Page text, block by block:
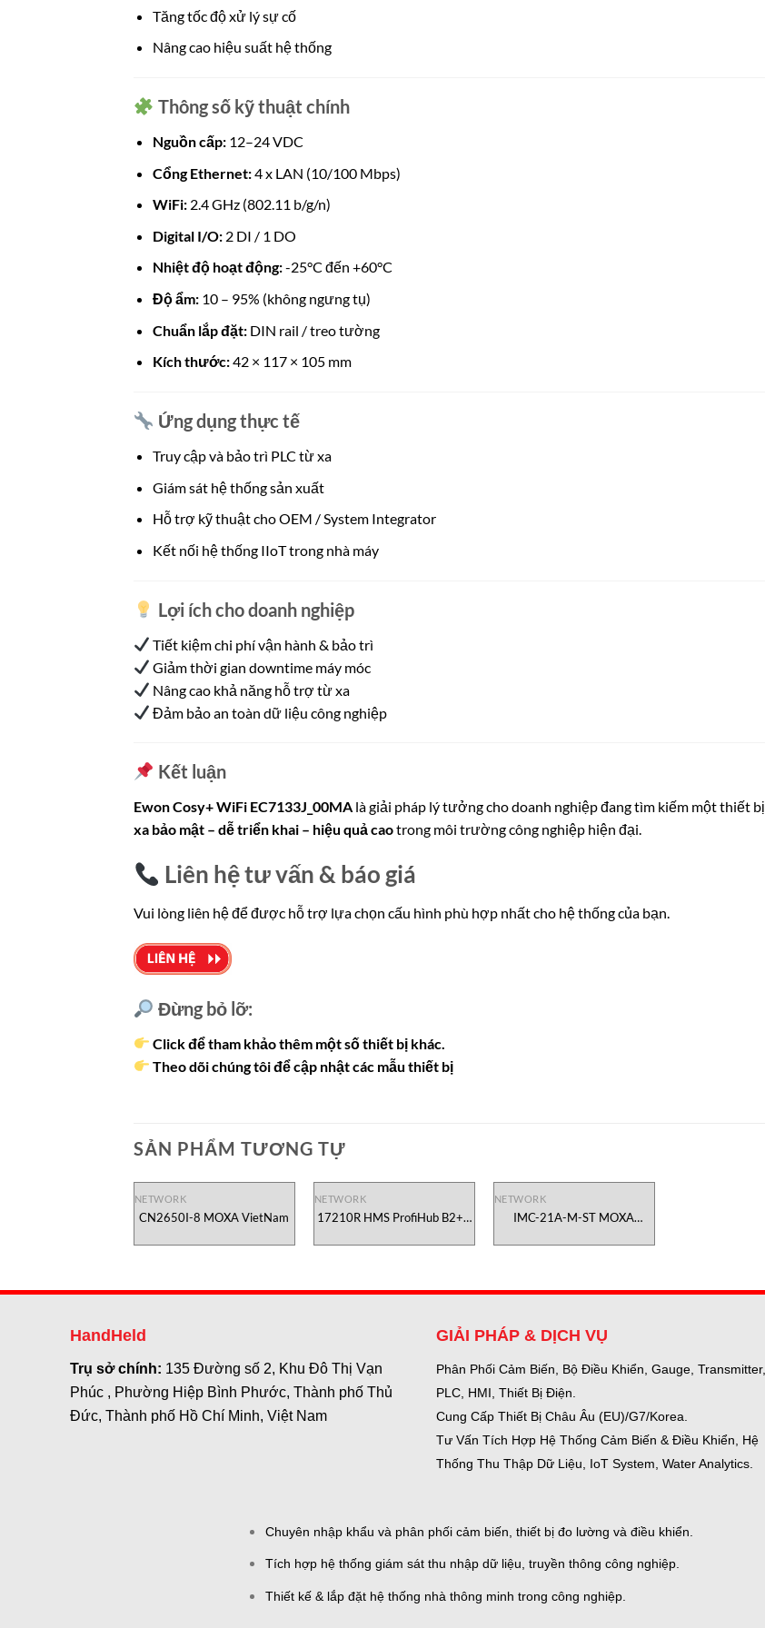
Tăng tốc độ xử lý sự cố
Nâng cao hiệu suất hệ thống
Thông số kỹ thuật chính
Nguồn cấp:12–24 VDC
Cổng Ethernet:4 x LAN (10/100 Mbps)
WiFi:2.4 GHz (802.11 b/g/n)
Digital I/O:2 DI / 1 DO
Nhiệt độ hoạt động:-25°C đến +60°C
Độ ẩm:10 – 95% (không ngưng tụ)
Chuẩn lắp đặt:DIN rail / treo tường
Kích thước:42 × 117 × 105 mm
Ứng dụng thực tế
Truy cập và bảo trì PLC từ xa
Giám sát hệ thống sản xuất
Hỗ trợ kỹ thuật cho OEM / System Integrator
Kết nối hệ thống IIoT trong nhà máy
Lợi ích cho doanh nghiệp
Tiết kiệm chi phí vận hành & bảo trì
Giảm thời gian downtime máy móc
Nâng cao khả năng hỗ trợ từ xa
Đảm bảo an toàn dữ liệu công nghiệp
Kết luận
Ewon Cosy+ WiFi EC7133J_00MA là giải pháp lý tưởng cho doanh nghiệp đang tìm kiếm một thiết bị
xa bảo mật – dễ triển khai – hiệu quả caotrong môi trường công nghiệp hiện đại.
Liên hệ tư vấn & báo giá
Vui lòng liên hệ để được hỗ trợ lựa chọn cấu hình phù hợp nhất cho hệ thống của bạn.
Đừng bỏ lỡ:
Click để tham khảo thêm một số thiết bị khác.
Theo dõi chúng tôi để cập nhật các mẫu thiết bị
SẢN PHẨM TƯƠNG TỰ
NETWORK
CN2650I-8 MOXA VietNam
NETWORK
17210R HMS ProfiHub B2+R
NETWORK
IMC-21A-M-ST MOXA
HandHeld
Trụ sở chính: 135 Đường số 2, Khu Đô Thị Vạn
Phúc , Phường Hiệp Bình Phước, Thành phố Thủ
Đức, Thành phố Hồ Chí Minh, Việt Nam
GIẢI PHÁP & DỊCH VỤ
Phân Phối Cảm Biến, Bộ Điều Khiển, Gauge, Transmitter,
PLC, HMI, Thiết Bị Điện.
Cung Cấp Thiết Bị Châu Âu (EU)/G7/Korea.
Tư Vấn Tích Hợp Hệ Thống Cảm Biến & Điều Khiển, Hệ
Thống Thu Thập Dữ Liệu, IoT System, Water Analytics.
Chuyên nhập khẩu và phân phối cảm biến, thiết bị đo lường và điều khiển.
Tích hợp hệ thống giám sát thu nhập dữ liệu, truyền thông công nghiệp.
Thiết kế & lắp đặt hệ thống nhà thông minh trong công nghiệp.